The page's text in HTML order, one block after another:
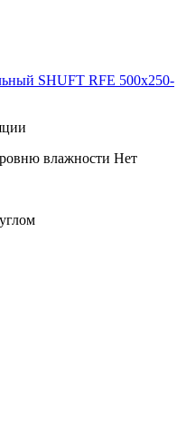
SHUFT RFE 500х250-
влажности Нет